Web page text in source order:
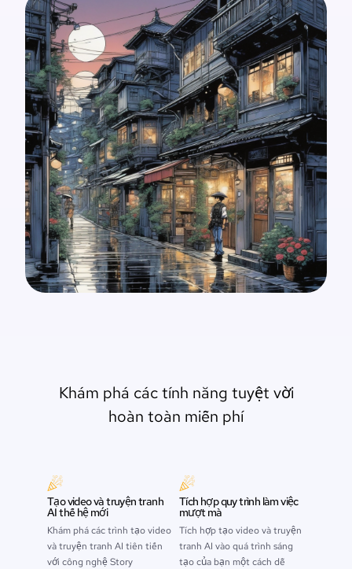
Khám phá các tính năng tuyệt vời
hoàn toàn miễn phí
Tạo video và truyện tranh
AI thế hệ mới
Khám phá các trình tạo video
và truyện tranh AI tiên tiến
với công nghệ Story
Tích hợp quy trình làm việc
mượt mà
Tích hợp tạo video và truyện
tranh AI vào quá trình sáng
tạo của bạn một cách dễ